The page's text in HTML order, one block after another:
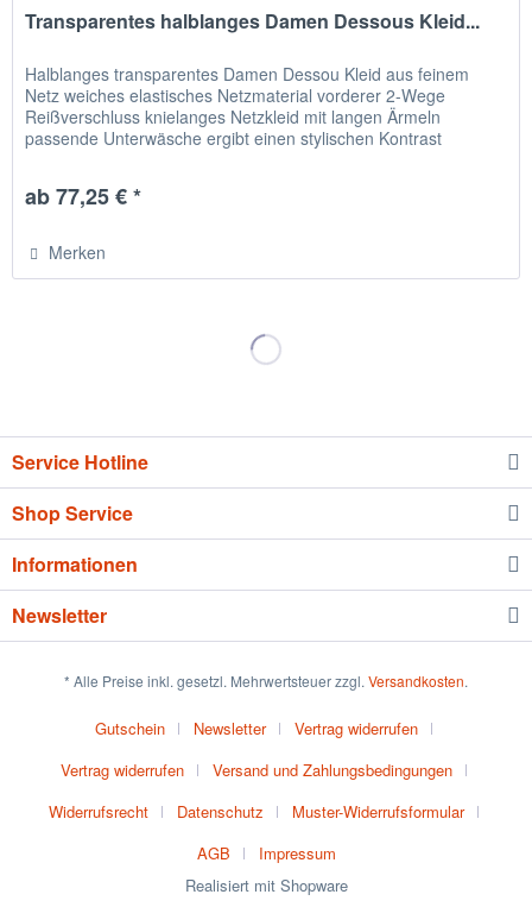
Transparentes halblanges Damen Dessous Kleid...
Halblanges transparentes Damen Dessou Kleid aus feinem
Netz weiches elastisches Netzmaterial vorderer 2-Wege
Reißverschluss knielanges Netzkleid mit langen Ärmeln
passende Unterwäsche ergibt einen stylischen Kontrast
ab 77,25 € *
Merken
Service Hotline
Shop Service
Informationen
Newsletter
* Alle Preise inkl. gesetzl. Mehrwertsteuer zzgl. Versandkosten.
Gutschein Newsletter
Vertrag widerrufen
Vertrag widerrufen
Versand und Zahlungsbedingungen
Widerrufsrecht
Datenschutz
Muster-Widerrufsformular
AGB
Impressum
Realisiert mit Shopware